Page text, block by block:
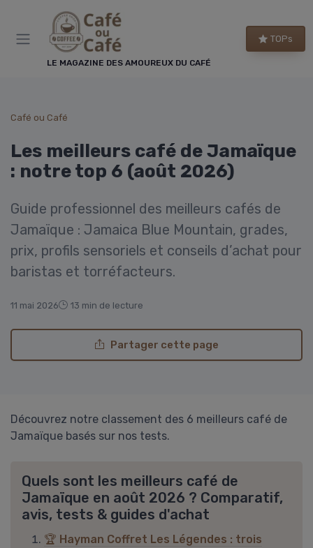
LE MAGAZINE DES AMOUREUX DU CAFÉ
TOPs
Café ou Café
Les meilleurs café de Jamaïque
: notre top 6 (août 2026)
Guide professionnel des meilleurs cafés de
Jamaïque : Jamaica Blue Mountain, grades,
prix, profils sensoriels et conseils d’achat pour
baristas et torréfacteurs.
11 mai 2026 13 min de lecture
Partager cette page
Découvrez notre classement des 6 meilleurs café de
Jamaïque basés sur nos tests.
Quels sont les meilleurs café de
Jamaïque en août 2026 ? Comparatif,
avis, tests & guides d'achat
🏆 Hayman Coffret Les Légendes : trois
Panneau de gestion des cookies